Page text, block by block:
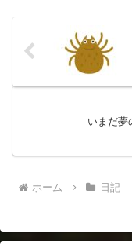
いまだ夢
ホーム 日記